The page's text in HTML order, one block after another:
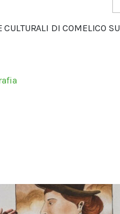
CULTURALI DI COMELICO